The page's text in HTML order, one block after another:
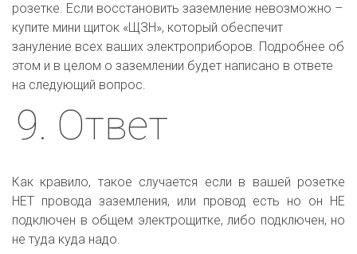
розетке. Если восстановить заземление невозможно –
купите мини щиток «ЩЗН», который обеспечит
зануление всех ваших электроприборов. Подробнее об
этом и в целом о заземлении будет написано в ответе
на следующий вопрос.
9. Ответ
Как кравило, такое случается если в вашей розетке
НЕТ провода заземления, или провод есть но он НЕ
подключен в общем электрощитке, либо подключен, но
не туда куда надо.